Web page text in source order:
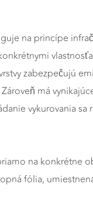
na princípe
zabezpečujú
má
vykurovania
na konkrétne
fólia,